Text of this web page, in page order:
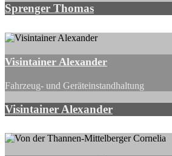
Sprenger Thomas
Visintainer Alexander
Fahrzeug- und Geräteinstandhaltung
Visintainer Alexander